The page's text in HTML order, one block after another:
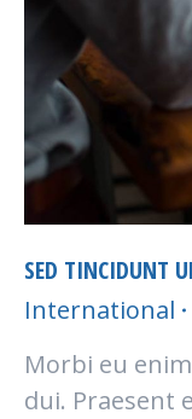
SED TINCIDUNT
International
Morbi eu
dui. Praesent